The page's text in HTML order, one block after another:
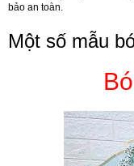
bảo an toàn.
Một số mẫu